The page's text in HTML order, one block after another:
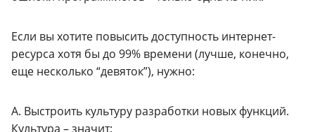
Если вы хотите повысить доступность интернет-
ресурса хотя бы до 99% времени (лучше, конечно,
еще несколько “девяток”), нужно:
A. Выстроить культуру разработки новых функций.
Культура – значит: